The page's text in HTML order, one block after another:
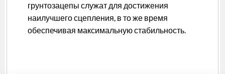
грунтозацепы служат для достижения
наилучшего сцепления, в то же время
обеспечивая максимальную стабильность.